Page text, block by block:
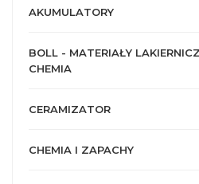
AKUMULATORY
BOLL - MATERIAŁY
CHEMIA
CERAMIZATOR
CHEMIA I ZAPACHY